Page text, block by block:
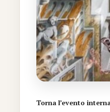
Torna l’evento